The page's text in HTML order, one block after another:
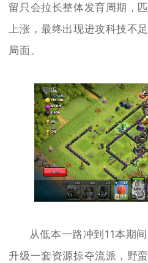
留只会拉长整体发育周期，
上涨，最终出现进攻科技不
局面。
从低本一路冲到11本期
升级一套资源掠夺流派，野